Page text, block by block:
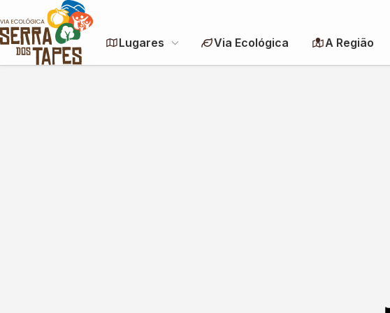
Lugares Via Ecológica A Região